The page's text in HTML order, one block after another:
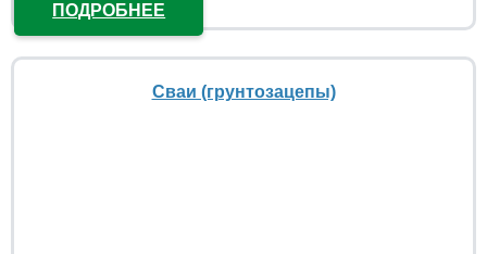
ПОДРОБНЕЕ
Сваи (грунтозацепы)